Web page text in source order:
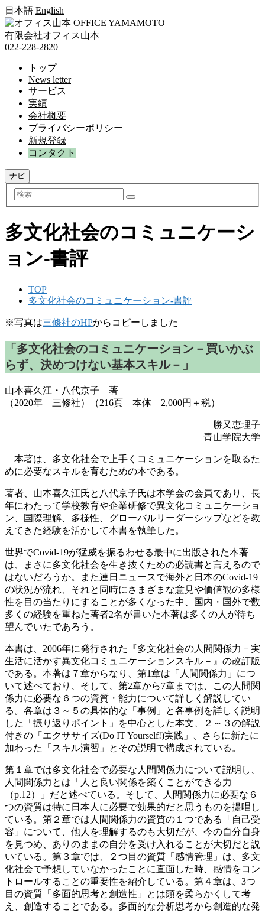
日本語 English
有限会社オフィス山本
022-228-2820
トップ
News letter
サービス
実績
会社概要
プライバシーポリシー
新規登録
コンタクト
ナビ
検
索
多文化社会のコミュニケーシ
ョン-書評
TOP
多文化社会のコミュニケーション-書評
※写真は三修社のHPからコピーしました
「多文化社会のコミュニケーション－買いかぶ
らず、決めつけない基本スキル－」
山本喜久江・八代京子 著
（2020年 三修社）（216頁 本体 2,000円＋税）
勝又恵理子
青山学院大学
本著は、多文化社会で上手くコミュニケーションを取るた
めに必要なスキルを育むための本である。
著者、山本喜久江氏と八代京子氏は本学会の会員であり、長
年にわたって学校教育や企業研修で異文化コミュニケーショ
ン、国際理解、多様性、グローバルリーダーシップなどを教
えてきた経験を活かして本書を執筆した。
世界でCovid-19が猛威を振るわせる最中に出版された本著
は、まさに多文化社会を生き抜くための必読書と言えるので
はないだろうか。また連日ニュースで海外と日本のCovid-19
の状況が流れ、それと同時にさまざまな意見や価値観の多様
性を目の当たりにすることが多くなった中、国内・国外で数
多くの経験を重ねた著者2名が書いた本著は多くの人が待ち
望んでいたであろう。
本書は、2006年に発行された『多文化社会の人間関係力－実
生活に活かす異文化コミュニケーションスキル－』の改訂版
である。本著は７章からなり、第1章は「人間関係力」につ
いて述べており、そして、第2章から7章までは、この人間関
係力に必要な６つの資質・能力について詳しく解説してい
る。各章は３～５の具体的な「事例」と各事例を詳しく説明
した「振り返りポイント」を中心とした本文、２～３の解説
付きの「エクササイズ(Do IT Yourself!)実践」、さらに新たに
加わった「スキル演習」とその説明で構成されている。
第１章では多文化社会で必要な人間関係力について説明し、
人間関係力とは「人と良い関係を築くことができる力
（p.12）」だと述べている。そして、人間関係力に必要な６
つの資質は特に日本人に必要で効果的だと思うものを提唱し
ている。第２章では人間関係力の資質の１つである「自己受
容」について、他人を理解するのも大切だが、今の自分自身
を見つめ、ありのままの自分を受け入れることが大切だと説
いている。第３章では、２つ目の資質「感情管理」は、多文
化社会で予想していなかったことに直面した時、感情をコン
トロールすることの重要性を紹介している。第４章は、3つ
目の資質「多面的思考と創造性」とは頭を柔らかくして考
え、創造することである。多面的な分析思考から創造的な発